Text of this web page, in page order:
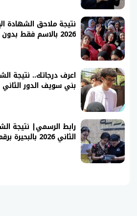
نتيجة ملاحق الشهادة
2026 بالاسم فقط بدون رقم الجلوس
بني سويف الدور
رابط الرسمي| نتيجة
الثاني 2026 بالبحيرة برقم الجلوس والاسم